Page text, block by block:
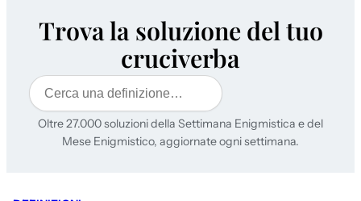
Trova la soluzione del tuo
cruciverba
Cerca
Oltre 27.000 soluzioni della Settimana Enigmistica e del
Mese Enigmistico, aggiornate ogni settimana.